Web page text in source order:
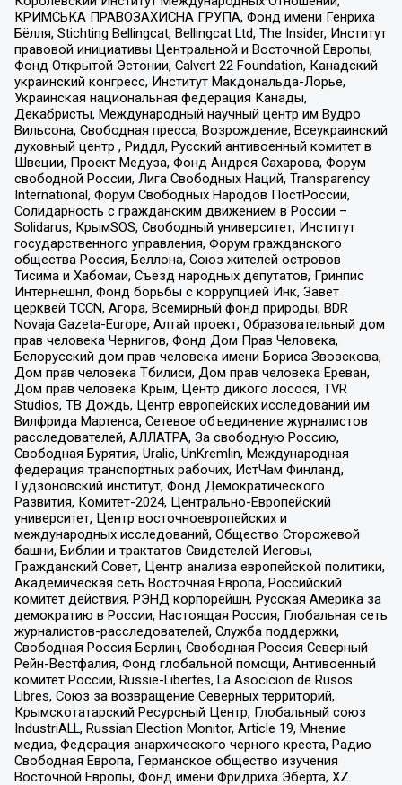
КРИМСЬКА ПРАВОЗАХИСНА ГРУПА, Фонд имени Генриха
Бёлля, Stichting Bellingcat, Bellingcat Ltd, The Insider, Институт
правовой инициативы Центральной и Восточной Европы,
Фонд Открытой Эстонии, Calvert 22 Foundation, Канадский
украинский конгресс, Институт Макдональда-Лорье,
Украинская национальная федерация Канады,
Декабристы, Международный научный центр им Вудро
Вильсона, Свободная пресса, Возрождение, Всеукраинский
духовный центр , Риддл, Русский антивоенный комитет в
Швеции, Проект Медуза, Фонд Андрея Сахарова, Форум
свободной России, Лига Свободных Наций, Transparеncy
International, Форум Свободных Народов ПостРоссии,
Солидарность с гражданским движением в России –
Solidarus, КрымSOS, Свободный университет, Институт
государственного управления, Форум гражданского
общества Россия, Беллона, Союз жителей островов
Тисима и Хабомаи, Съезд народных депутатов, Гринпис
Интернешнл, Фонд борьбы с коррупцией Инк, Завет
церквей TCCN, Агора, Всемирный фонд природы, BDR
Novaja Gazeta-Europe, Алтай проект, Образовательный дом
прав человека Чернигов, Фонд Дом Прав Человека,
Белорусский дом прав человека имени Бориса Звозскова,
Дом прав человека Тбилиси, Дом прав человека Ереван,
Дом прав человека Крым, Центр дикого лосося, TVR
Studios, ТВ Дождь, Центр европейских исследований им
Вилфрида Мартенса, Сетевое объединение журналистов
расследователей, АЛЛАТРА, За свободную Россию,
Свободная Бурятия, Uralic, UnKremlin, Международная
федерация транспортных рабочих, ИстЧам Финланд,
Гудзоновский институт, Фонд Демократического
Развития, Комитет-2024, Центрально-Европейский
университет, Центр восточноевропейских и
международных исследований, Общество Сторожевой
башни, Библии и трактатов Свидетелей Иеговы,
Гражданский Совет, Центр анализа европейской политики,
Академическая сеть Восточная Европа, Российский
комитет действия, РЭНД корпорейшн, Русская Америка за
демократию в России, Настоящая Россия, Глобальная сеть
журналистов-расследователей, Служба поддержки,
Свободная Россия Берлин, Свободная Россия Северный
Рейн-Вестфалия, Фонд глобальной помощи, Антивоенный
комитет России, Russie-Libertes, La Asocicion de Rusos
Libres, Союз за возвращение Северных территорий,
Крымскотатарский Ресурсный Центр, Глобальный союз
IndustriALL, Russian Election Monitor, Article 19, Мнение
медиа, Федерация анархического черного креста, Радио
Свободная Европа, Германское общество изучения
Восточной Европы, Фонд имени Фридриха Эберта, XZ